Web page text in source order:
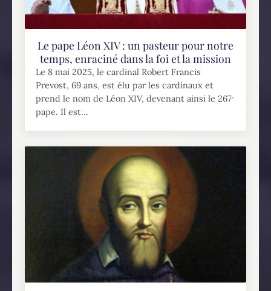
Le pape Léon XIV : un pasteur pour notre
temps, enraciné dans la foi et la mission
Le 8 mai 2025, le cardinal Robert Francis
Prevost, 69 ans, est élu par les cardinaux et
prend le nom de Léon XIV, devenant ainsi le 267ᵉ
pape. Il est...